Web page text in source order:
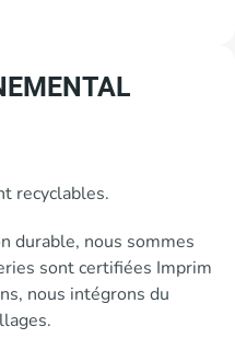
recyclables.
durable, nous sommes
sont certifiées Imprim
nous intégrons du